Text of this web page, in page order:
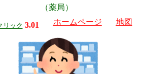
（薬局）
リック 3.01 ホームページ 地図